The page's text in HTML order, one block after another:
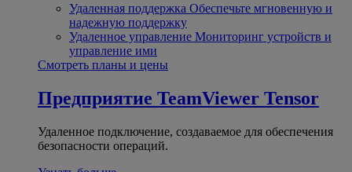
Удаленная поддержка Обеспечьте мгновенную и
надежную поддержку
Удаленное управление Мониторинг устройств и
управление ими
Смотреть планы и цены
Предприятие TeamViewer Tensor
Удаленное подключение, создаваемое для обеспечения
безопасности операций.